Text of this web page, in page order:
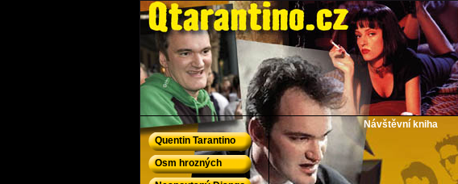
QTarantino.cz - Quentin Tarantino
Návštěvní kniha
Quentin Tarantino
Osm hrozných